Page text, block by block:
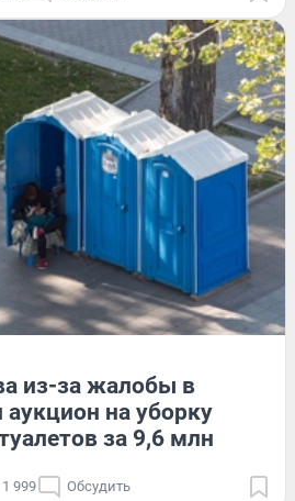
из-за жалобы в
на уборку
за 9,6 млн
1 999 Обсудить